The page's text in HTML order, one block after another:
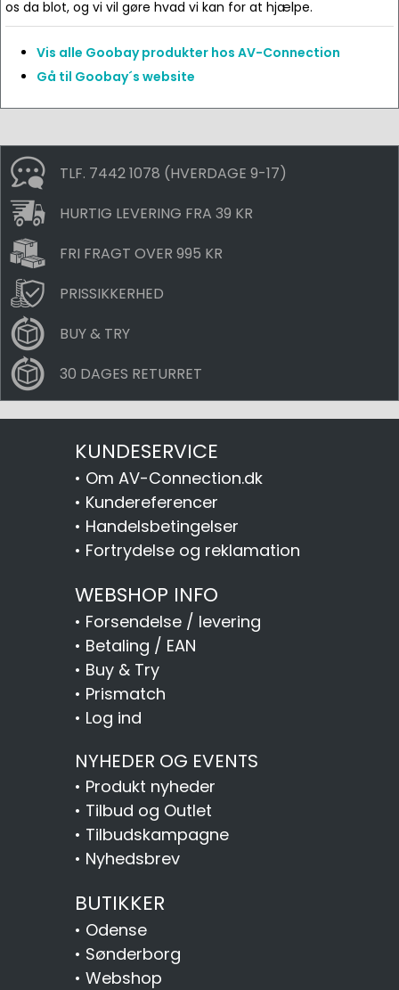
os da blot, og vi vil gøre hvad vi kan for at hjælpe.
Vis alle Goobay produkter hos AV-Connection
Gå til Goobay´s website
TLF. 7442 1078 (HVERDAGE 9-17)
HURTIG LEVERING FRA 39 KR
FRI FRAGT OVER 995 KR
PRISSIKKERHED
BUY & TRY
30 DAGES RETURRET
KUNDESERVICE
• Om AV-Connection.dk
• Kundereferencer
• Handelsbetingelser
• Fortrydelse og reklamation
WEBSHOP INFO
• Forsendelse / levering
• Betaling / EAN
• Buy & Try
• Prismatch
• Log ind
NYHEDER OG EVENTS
• Produkt nyheder
• Tilbud og Outlet
• Tilbudskampagne
• Nyhedsbrev
BUTIKKER
• Odense
• Sønderborg
• Webshop